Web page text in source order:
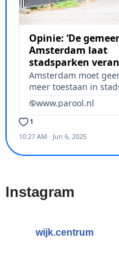
Instagram
wijk.centrum